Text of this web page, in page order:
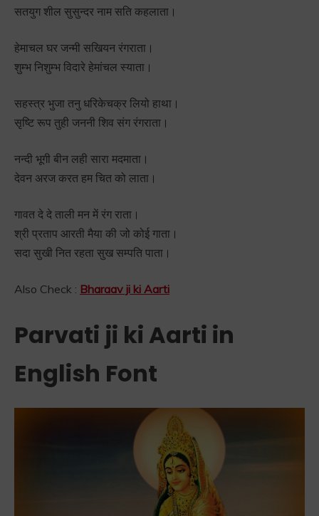
सतयुग शील सुसुन्दर नाम सति कहलाता।
हेमाचल घर जन्मी सखियन रंगराता।
शुम्भ निशुम्भ विदारे हेमांचल स्याता।
सहस्त्र भुजा तनु धरिकेचक्र लियो हाथा।
सृष्टि रूप तुही जननी शिव संग रंगराता।
नन्दी भूगी बीन लही सारा मदमाता।
देवन अरज करत हम चित को लाता।
गावत दे दे ताली मन में रंग राता।
श्री प्रताप आरती मैया की जो कोई गाता।
सदा सुखी नित रहता सुख सम्पति पाता।
Also Check : Bharaav ji ki Aarti
Parvati ji ki Aarti in
English Font